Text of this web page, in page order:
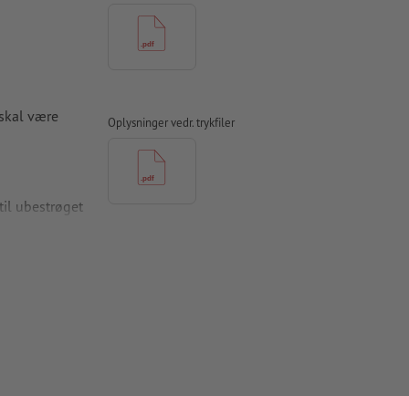
være
til ubestrøget
0 %,
Oplysninger vedr. trykfiler